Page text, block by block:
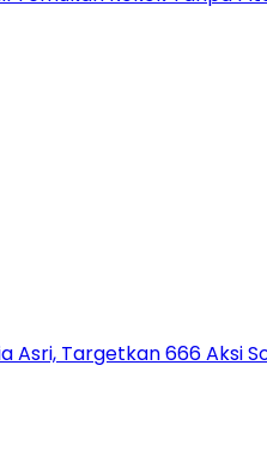
Targetkan 666 Aksi